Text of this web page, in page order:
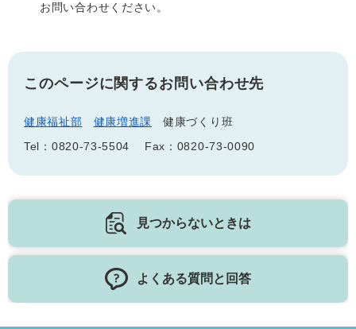
お問い合わせください。
このページに関するお問い合わせ先
健康福祉部 健康増進課
健康づくり班
Tel：0820-73-5504
Fax：0820-73-0090
見つからないときは
よくある質問と回答